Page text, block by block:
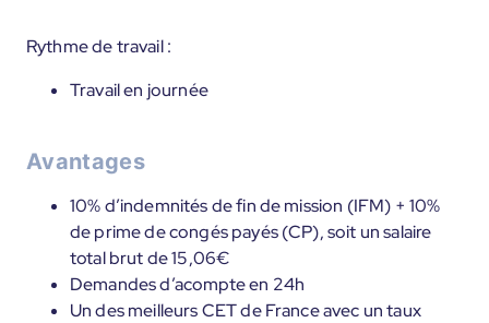
Rythme de travail :
Travail en journée
Avantages
10% d’indemnités de fin de mission (IFM) + 10%
de prime de congés payés (CP), soit un salaire
total brut de 15,06€
Demandes d’acompte en 24h
Un des meilleurs CET de France avec un taux